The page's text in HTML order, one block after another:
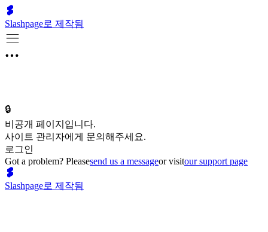
Slashpage로 제작됨
🔒
비공개 페이지입니다.
사이트 관리자에게 문의해주세요.
로그인
Got a problem? Pleasesend us a messageor visitour support page
Slashpage로 제작됨